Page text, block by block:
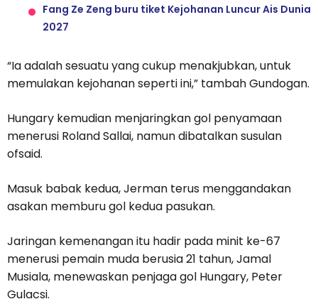
Fang Ze Zeng buru tiket Kejohanan Luncur Ais Dunia
2027
“Ia adalah sesuatu yang cukup menakjubkan, untuk
memulakan kejohanan seperti ini,” tambah Gundogan.
Hungary kemudian menjaringkan gol penyamaan
menerusi Roland Sallai, namun dibatalkan susulan
ofsaid.
Masuk babak kedua, Jerman terus menggandakan
asakan memburu gol kedua pasukan.
Jaringan kemenangan itu hadir pada minit ke-67
menerusi pemain muda berusia 21 tahun, Jamal
Musiala, menewaskan penjaga gol Hungary, Peter
Gulacsi.